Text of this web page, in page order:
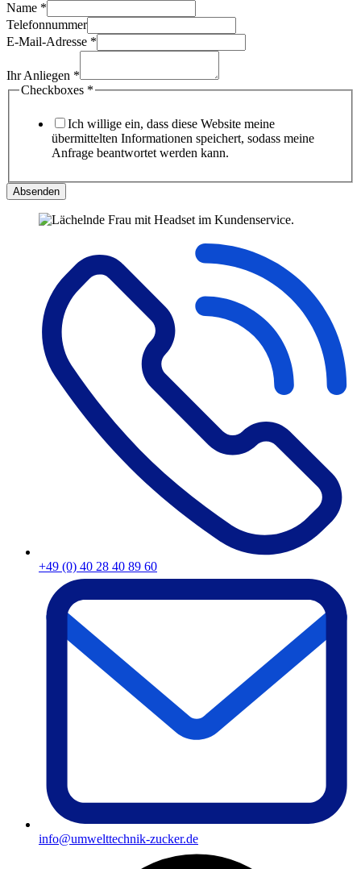
Name *
Telefonnummer
E-Mail-Adresse *
Ihr Anliegen *
Checkboxes *
Ich willige ein, dass diese Website meine
übermittelten Informationen speichert, sodass meine
Anfrage beantwortet werden kann.
Absenden
+49 (0) 40 28 40 89 60
info@umwelttechnik-zucker.de